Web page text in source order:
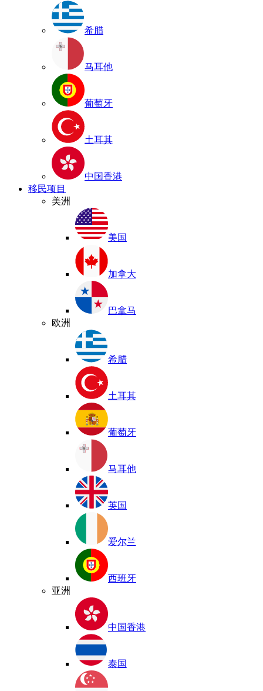
希腊
马耳他
葡萄牙
土耳其
中国香港
移民项目
美洲
美国
加拿大
巴拿马
欧洲
希腊
土耳其
葡萄牙
马耳他
英国
爱尔兰
西班牙
亚洲
中国香港
泰国